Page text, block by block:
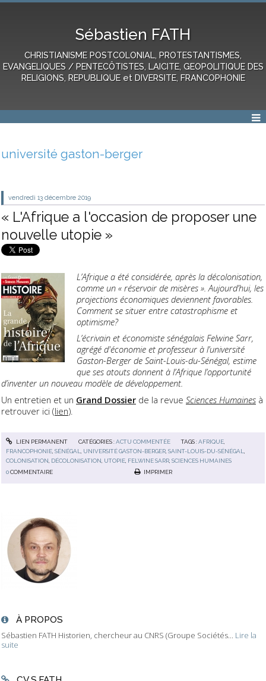
Sébastien FATH
CHRISTIANISME POSTCOLONIAL, PROTESTANTISMES,
EVANGELIQUES / PENTECÔTISTES, LAICITE, GEOPOLITIQUE DES
RELIGIONS, REPUBLIQUE et DIVERSITE, FRANCOPHONIE
À PROPOS
Sébastien FATH Historien, chercheur au CNRS (Groupe Sociétés... Lire la
suite
université gaston-berger
vendredi 13 décembre 2019
« L'Afrique a l'occasion de proposer une
nouvelle utopie »
L’Afrique a été considérée, après la décolonisation,
comme un « réservoir de misères ». Aujourd’hui, les
projections économiques deviennent favorables.
Comment se situer entre catastrophisme et
optimisme?
L’écrivain et économiste sénégalais Felwine Sarr,
agrégé d'économie et professeur à l’université
Gaston-Berger de Saint-Louis-du-Sénégal, estime
que ses atouts donnent à l’Afrique l’opportunité
d’inventer un nouveau modèle de développement.
Un entretien et un Grand Dossier de la revue Sciences Humaines à
retrouver ici (lien).
LIEN PERMANENT CATÉGORIES :ACTU COMMENTÉE TAGS :AFRIQUE
FRANCOPHONIE ,SÉNÉGAL UNIVERSITÉ GASTON-BERGER ,SAINT-LOUIS-DU-SÉNÉGAL
COLONISATION DÉCOLONISATION UTOPIE FELWINE SARR ,SCIENCES HUMAINES
0COMMENTAIRE IMPRIMER